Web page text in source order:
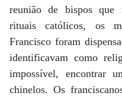
reunião de bispos que
rituais católicos, os
Francisco foram
identificavam como
impossível, encontrar
chinelos. Os